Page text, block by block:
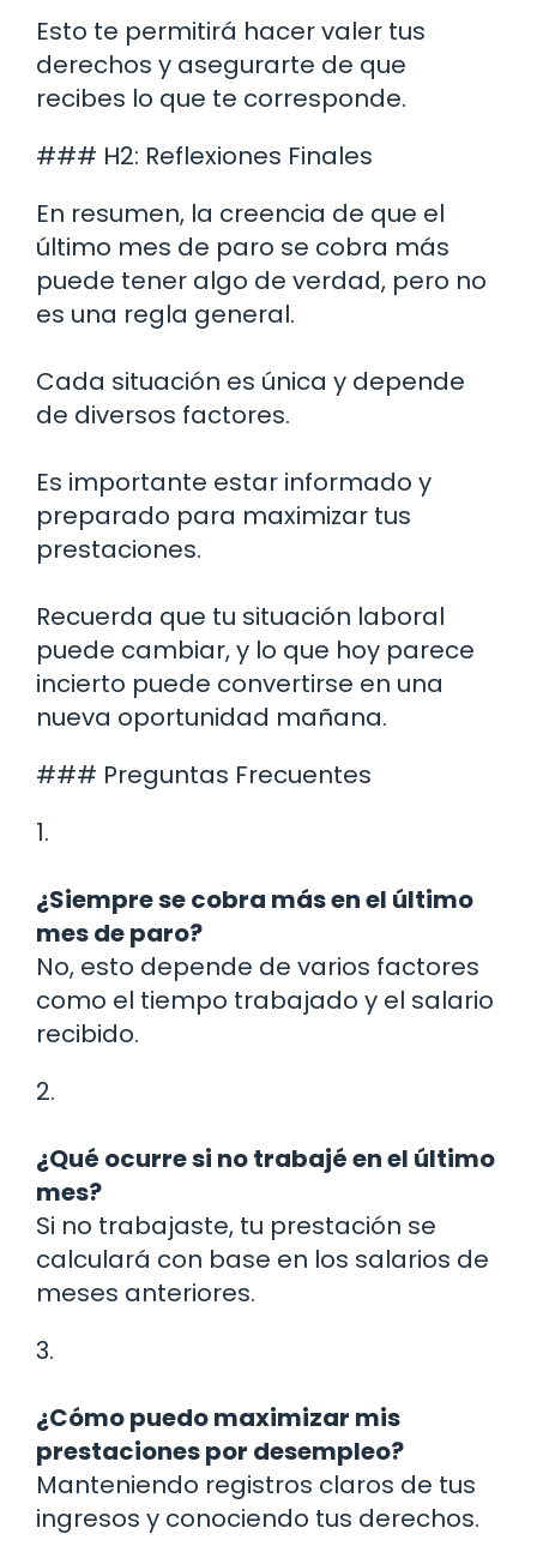
Esto te permitirá hacer valer tus
derechos y asegurarte de que
recibes lo que te corresponde.
### H2: Reflexiones Finales
En resumen, la creencia de que el
último mes de paro se cobra más
puede tener algo de verdad, pero no
es una regla general.
Cada situación es única y depende
de diversos factores.
Es importante estar informado y
preparado para maximizar tus
prestaciones.
Recuerda que tu situación laboral
puede cambiar, y lo que hoy parece
incierto puede convertirse en una
nueva oportunidad mañana.
### Preguntas Frecuentes
1.
¿Siempre se cobra más en el último
mes de paro?
No, esto depende de varios factores
como el tiempo trabajado y el salario
recibido.
2.
¿Qué ocurre si no trabajé en el último
mes?
Si no trabajaste, tu prestación se
calculará con base en los salarios de
meses anteriores.
3.
¿Cómo puedo maximizar mis
prestaciones por desempleo?
Manteniendo registros claros de tus
ingresos y conociendo tus derechos.